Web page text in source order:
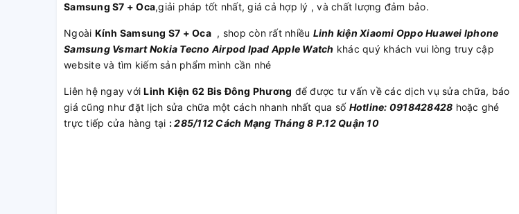
Samsung S7 + Oca,giải pháp tốt nhất, giá cả hợp lý , và chất lượng đảm bảo.
Ngoài Kính Samsung S7 + Oca, shop còn rất nhiều Linh kiện Xiaomi Oppo Huawei Iphone
Samsung Vsmart Nokia Tecno Airpod Ipad Apple Watch khác quý khách vui lòng truy cập
website và tìm kiếm sản phẩm mình cần nhé
Liên hệ ngay vớiLinh Kiện 62 Bis Đông Phương để được tư vấn về các dịch vụ sửa chữa, báo
giá cũng như đặt lịch sửa chữa một cách nhanh nhất qua số Hotline: 0918428428 hoặc ghé
trực tiếp cửa hàng tại :285/112 Cách Mạng Tháng 8 P.12 Quận 10